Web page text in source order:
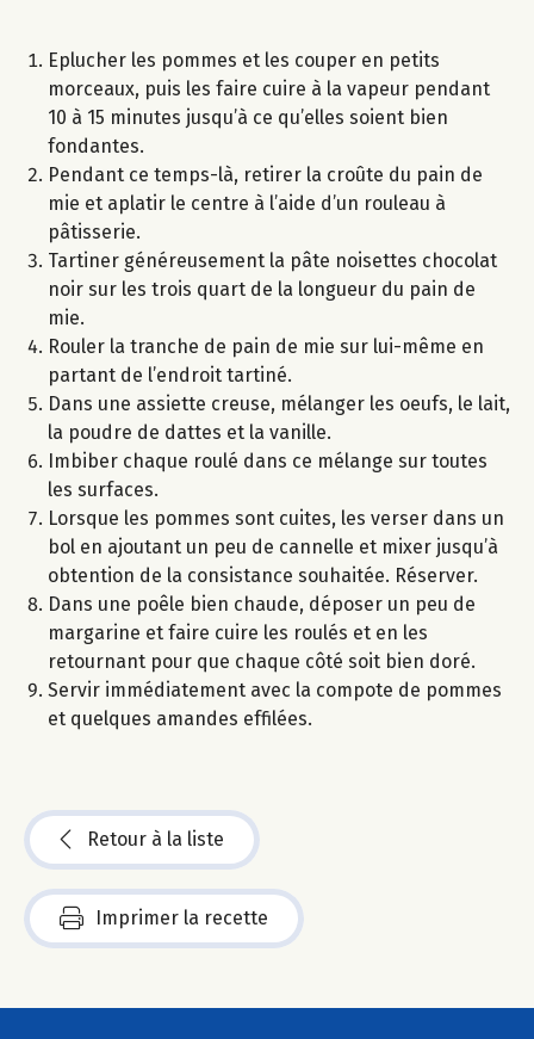
Eplucher les pommes et les couper en petits
morceaux, puis les faire cuire à la vapeur pendant
10 à 15 minutes jusqu’à ce qu’elles soient bien
fondantes.
Pendant ce temps-là, retirer la croûte du pain de
mie et aplatir le centre à l’aide d’un rouleau à
pâtisserie.
Tartiner généreusement la pâte noisettes chocolat
noir sur les trois quart de la longueur du pain de
mie.
Rouler la tranche de pain de mie sur lui-même en
partant de l’endroit tartiné.
Dans une assiette creuse, mélanger les oeufs, le lait,
la poudre de dattes et la vanille.
Imbiber chaque roulé dans ce mélange sur toutes
les surfaces.
Lorsque les pommes sont cuites, les verser dans un
bol en ajoutant un peu de cannelle et mixer jusqu’à
obtention de la consistance souhaitée. Réserver.
Dans une poêle bien chaude, déposer un peu de
margarine et faire cuire les roulés et en les
retournant pour que chaque côté soit bien doré.
Servir immédiatement avec la compote de pommes
et quelques amandes effilées.
Retour à la liste
Imprimer la recette